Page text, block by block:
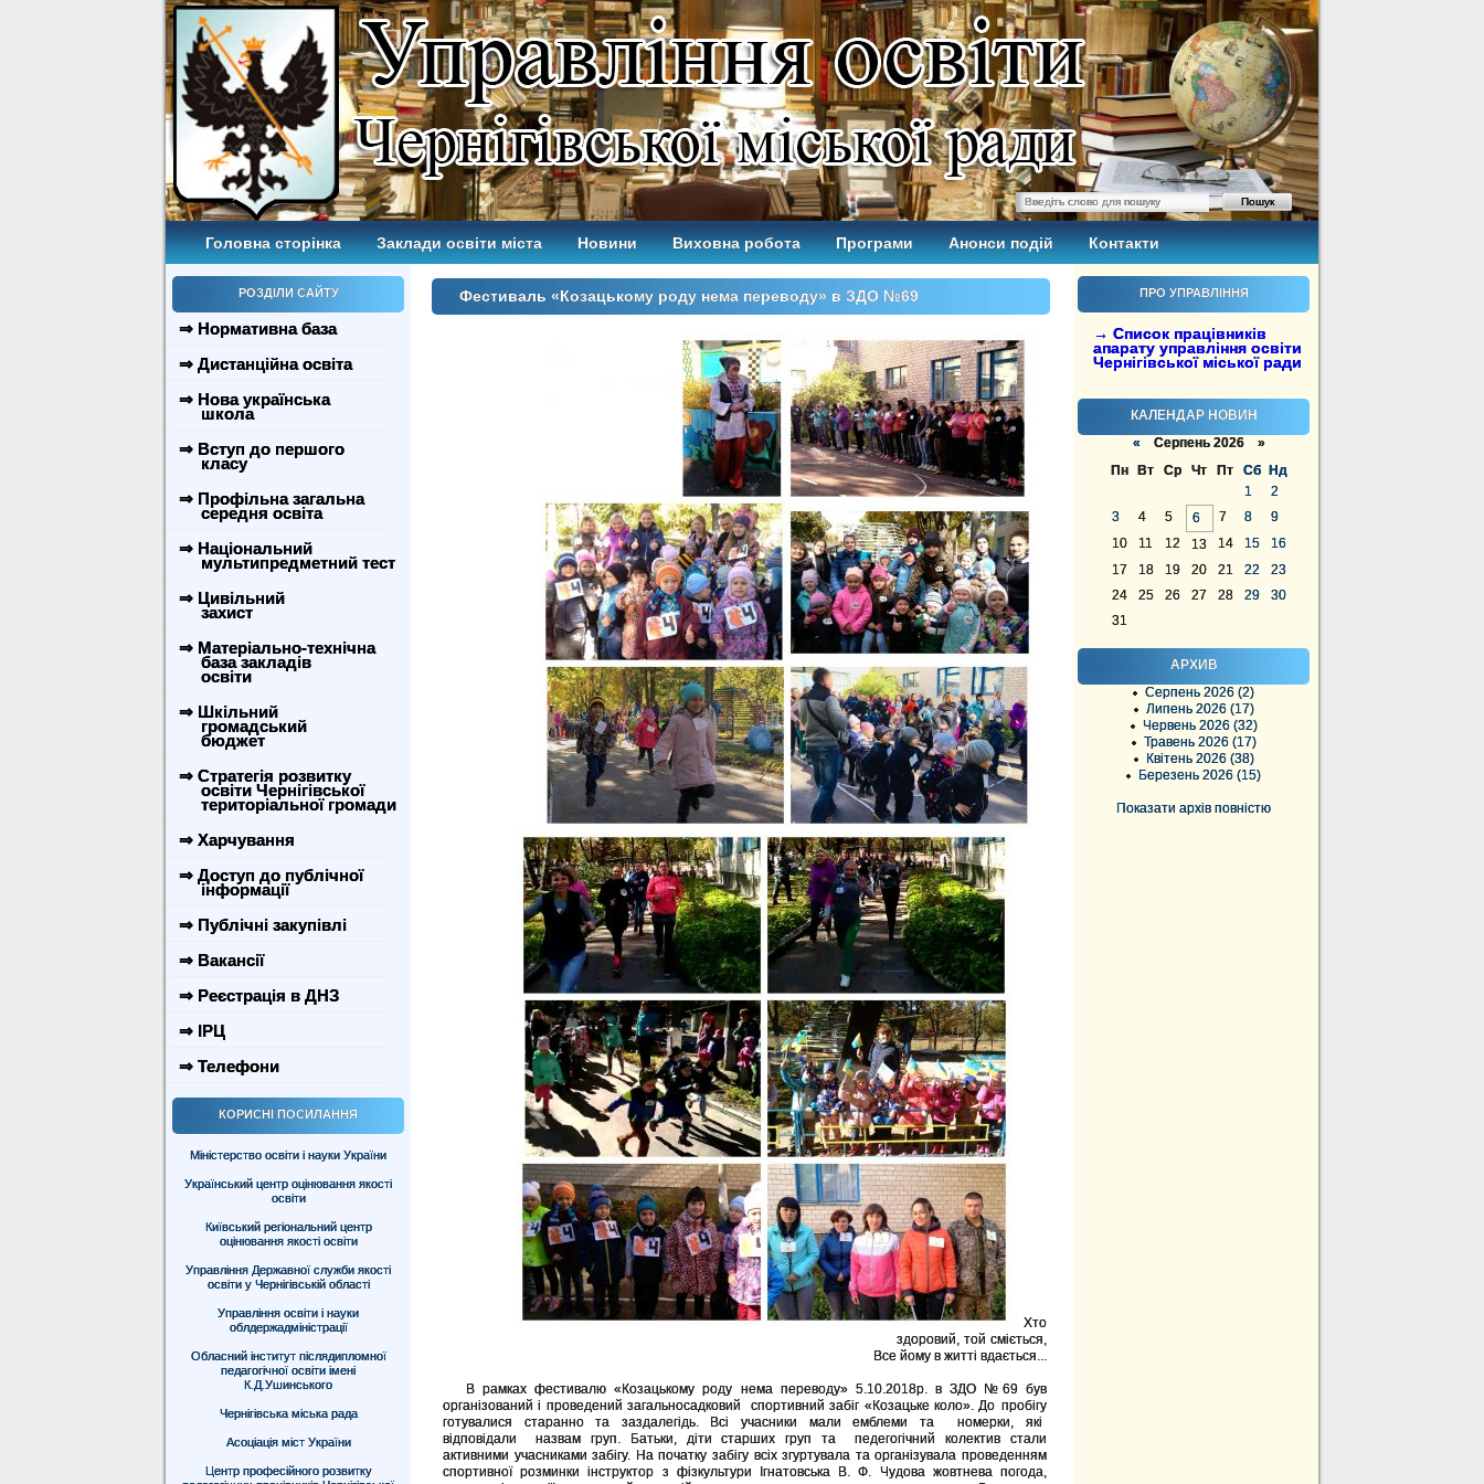
Головна сторінка Заклади освіти міста Новини Виховна робота Програми Анонси подій Контакти
РОЗДІЛИ САЙТУ
⇒ Нормативна база
⇒ Дистанційна освіта
⇒ Нова українська
школа
⇒ Вступ до першого
класу
⇒ Профільна загальна
середня освіта
⇒ Національний
мультипредметний тест
⇒ Цивільний
захист
⇒ Матеріально-технічна
база закладів
освіти
⇒ Шкільний
громадський
бюджет
⇒ Стратегія розвитку
освіти Чернігівської
територіальної громади
⇒ Харчування
⇒ Доступ до публічної
інформації
⇒ Публічні закупівлі
⇒ Вакансії
⇒ Реєстрація в ДНЗ
⇒ ІРЦ
⇒ Телефони
КОРИСНІ ПОСИЛАННЯ
Міністерство освіти і науки України
Український центр оцінювання якості
освіти
Київський регіональний центр
оцінювання якості освіти
Управління Державної служби якості
освіти у Чернігівській області
Управління освіти і науки
облдержадміністрації
Обласний інститут післядипломної
педагогічної освіти імені
К.Д.Ушинського
Чернігівська міська рада
Асоціація міст України
Центр професійного розвитку
ПРО УПРАВЛІННЯ
→ Список працівників
апарату управління освіти
Чернігівської міської ради
КАЛЕНДАР НОВИН
« Серпень 2026 »
Пн
Вт Ср Чт Пт Сб
Нд
1
2
3
4 5 6 7 8
9
10
11 12 13 14 15
16
17
18 19 20 21 22
23
24
25 26 27 28 29
30
31
АРХИВ
Серпень 2026 (2)
Липень 2026 (17)
Червень 2026 (32)
Травень 2026 (17)
Квітень 2026 (38)
Березень 2026 (15)
Показати архів повністю
Фестиваль «Козацькому роду нема переводу» в ЗДО №69
Хто
здоровий, той сміється,
Все йому в житті вдається...
В рамках фестивалю «Козацькому роду нема переводу» 5.10.2018р. в ЗДО №69 був
організований і проведений загальносадковий спортивний забіг «Козацьке коло».До пробігу
готувалися старанно та заздалегідь. Всі учасники мали емблеми та номерки, які
відповідали назвам груп.
Батьки, діти старших груп та педегогічний колектив стали
активними учасниками забігу. На початку забігу всіх згуртувала та організувала проведенням
спортивної розминки інструктор з фізкультури Ігнатовська В. Ф. Чудова жовтнева погода,